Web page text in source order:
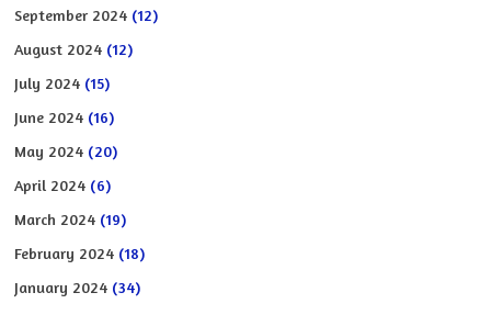
September 2024 (12)
August 2024 (12)
July 2024 (15)
June 2024 (16)
May 2024 (20)
April 2024 (6)
March 2024 (19)
February 2024 (18)
January 2024 (34)